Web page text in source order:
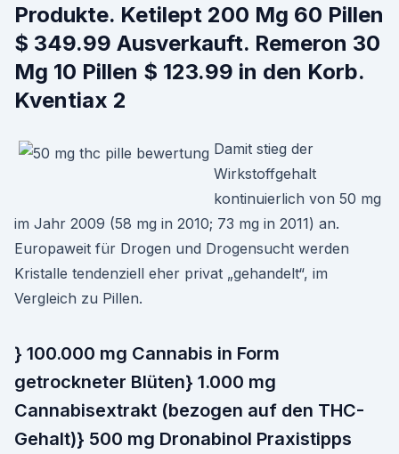
Produkte. Ketilept 200 Mg 60 Pillen
$ 349.99 Ausverkauft. Remeron 30
Mg 10 Pillen $ 123.99 in den Korb.
Kventiax 2
Damit stieg der
Wirkstoffgehalt
kontinuierlich von 50 mg
im Jahr 2009 (58 mg in 2010; 73 mg in 2011) an.
Europaweit für Drogen und Drogensucht werden
Kristalle tendenziell eher privat „gehandelt“, im
Vergleich zu Pillen.
} 100.000 mg Cannabis in Form
getrockneter Blüten} 1.000 mg
Cannabisextrakt (bezogen auf den THC-
Gehalt)} 500 mg Dronabinol Praxistipps